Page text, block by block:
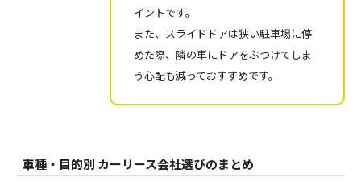
イントです。
また、スライドドアは狭い駐車場に停
めた際、隣の車にドアをぶつけてしま
う心配も減っておすすめです。
車種・目的別 カーリース会社選びのまとめ